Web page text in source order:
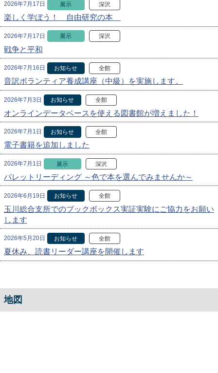
2026年7月17日 展示 深沢
楽しく学ぼう！ 自由研究の本
2026年7月17日 展示 深沢
戦争と平和
2026年7月16日 お知らせ 全館
音訳ボランティア養成講座（中級）を実施します。
2026年7月3日 お知らせ 全館
オンラインデータベースを使える図書館が増えました！
2026年7月1日 お知らせ 全館
電子書籍を追加しました
2026年7月1日 展示 深沢
パレットリーディング ～色で本を選んでみませんか～
2026年6月19日 お知らせ 全館
玉川総合支所でのブックボックス実証実験にご協力をお願い
します
2026年5月20日 お知らせ 全館
夏休み、読書リーダー講座を開催します
地図